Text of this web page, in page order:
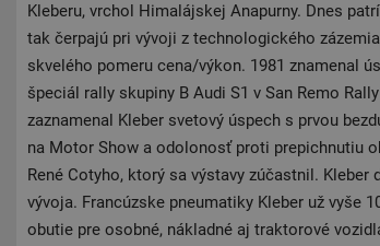
Kleberu, vrchol Himalájskej Anapurny. Dnes
tak čerpajú pri vývoji z technologického
skvelého pomeru cena/výkon. 1981 znamenal
špeciál rally skupiny B Audi S1 ​​v San Remo
zaznamenal Kleber svetový úspech s prvou
na Motor Show a odolonosť proti prepichnutiu
René Cotyho, ktorý sa výstavy zúčastnil.
vývoja. Francúzske pneumatiky Kleber už vyše
obutie pre osobné, nákladné aj traktorové